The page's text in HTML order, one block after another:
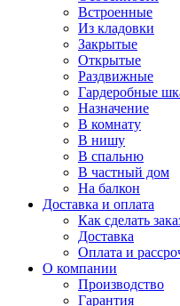
Встроенные
Из кладовки
Закрытые
Открытые
Раздвижные
Гардеробные
Назначение
В комнату
В нишу
В спальню
В частный дом
На балкон
Доставка и оплата
Как сделать
Доставка
Оплата и
О компании
Производство
Гарантия